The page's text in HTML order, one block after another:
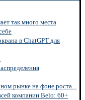
так много места
в ChatGPT для
рынке на фоне роста...
компании Belo: 60+